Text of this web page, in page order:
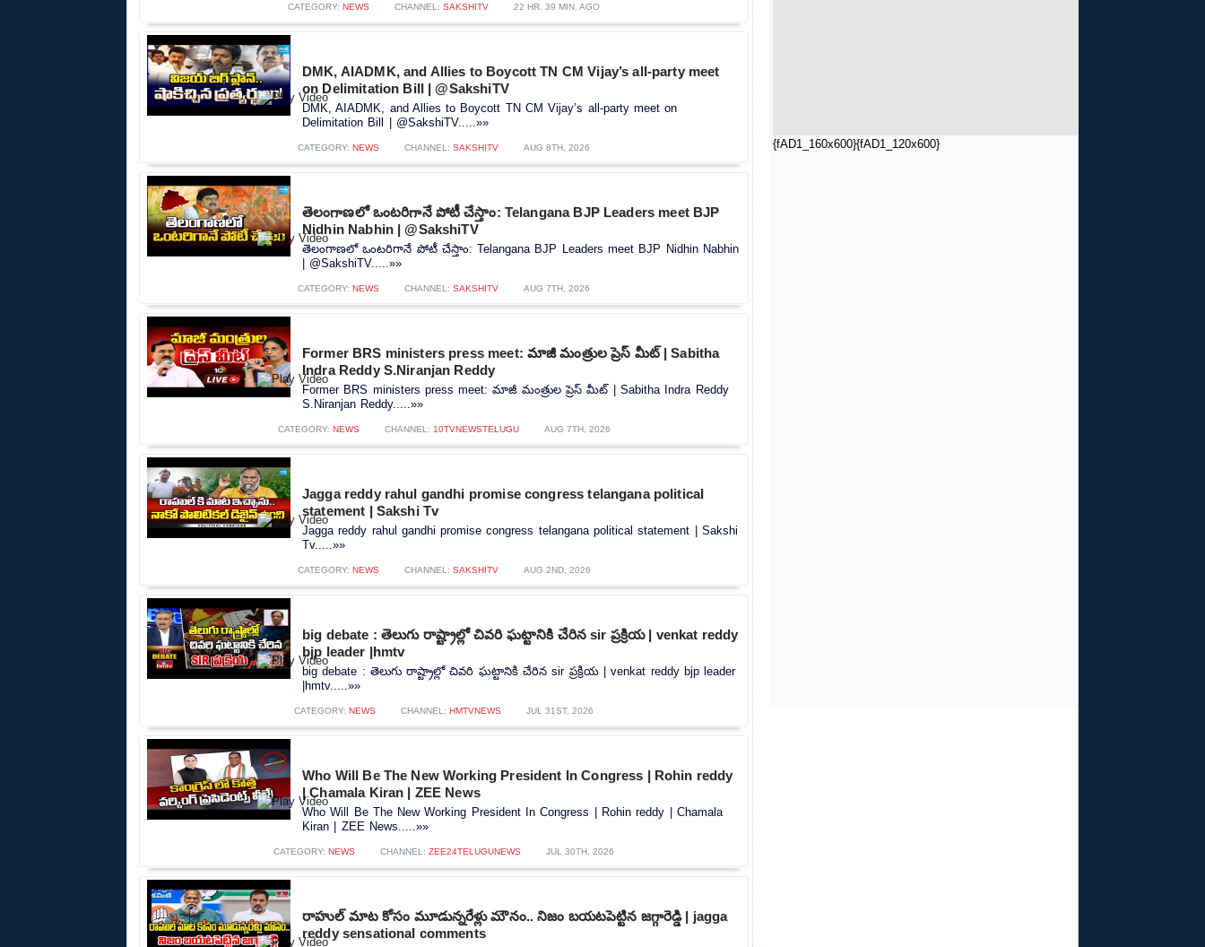
{fAD1_160x600}{fAD1_120x600}
CATEGORY: NEWS CHANNEL: SAKSHITV 22 HR. 39 MIN. AGO
DMK, AIADMK, and Allies to Boycott TN CM Vijay’s all-party meet
on Delimitation Bill | @SakshiTV
DMK, AIADMK, and Allies to Boycott TN CM Vijay’s all-party meet on
Delimitation Bill | @SakshiTV.....»»
CATEGORY: NEWS CHANNEL: SAKSHITV AUG 8TH, 2026
తెలంగాణలో ఒంటరిగానే పోటీ చేస్తాం: Telangana BJP Leaders meet BJP
Nidhin Nabhin | @SakshiTV
తెలంగాణలో ఒంటరిగానే పోటీ చేస్తాం: Telangana BJP Leaders meet BJP Nidhin Nabhin
| @SakshiTV.....»»
CATEGORY: NEWS CHANNEL: SAKSHITV AUG 7TH, 2026
Former BRS ministers press meet: మాజీ మంత్రుల ప్రెస్‌ మీట్‌ | Sabitha
Indra Reddy S.Niranjan Reddy
Former BRS ministers press meet: మాజీ మంత్రుల ప్రెస్‌ మీట్‌ | Sabitha Indra Reddy
S.Niranjan Reddy.....»»
CATEGORY: NEWS CHANNEL: 10TVNEWSTELUGU AUG 7TH, 2026
Jagga reddy rahul gandhi promise congress telangana political
statement | Sakshi Tv
Jagga reddy rahul gandhi promise congress telangana political statement | Sakshi
Tv.....»»
CATEGORY: NEWS CHANNEL: SAKSHITV AUG 2ND, 2026
big debate : తెలుగు రాష్ట్రాల్లో చివరి ఘట్టానికి చేరిన sir ప్రక్రియ | venkat reddy
bjp leader |hmtv
big debate : తెలుగు రాష్ట్రాల్లో చివరి ఘట్టానికి చేరిన sir ప్రక్రియ | venkat reddy bjp leader
|hmtv.....»»
CATEGORY: NEWS CHANNEL: HMTVNEWS JUL 31ST, 2026
Who Will Be The New Working President In Congress | Rohin reddy
| Chamala Kiran | ZEE News
Who Will Be The New Working President In Congress | Rohin reddy | Chamala
Kiran | ZEE News.....»»
CATEGORY: NEWS CHANNEL: ZEE24TELUGUNEWS JUL 30TH, 2026
రాహుల్ మాట కోసం మూడున్నరేళ్లు మౌనం.. నిజం బయటపెట్టిన జగ్గారెడ్డి | jagga
reddy sensational comments